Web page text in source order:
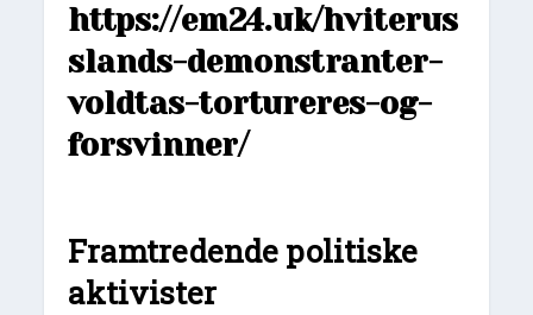
https://em24.uk/hviterus
slands-demonstranter-
voldtas-tortureres-og-
forsvinner/
Framtredende politiske
aktivister